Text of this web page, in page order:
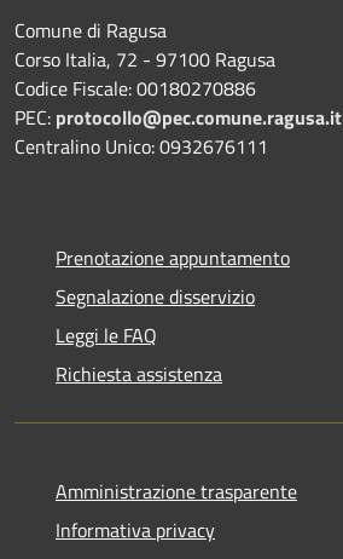
Comune di Ragusa
Corso Italia, 72 - 97100 Ragusa
Codice Fiscale: 00180270886
PEC: protocollo@pec.comune.ragusa.it
Centralino Unico: 0932676111
Prenotazione appuntamento
Segnalazione disservizio
Leggi le FAQ
Richiesta assistenza
Amministrazione trasparente
Informativa privacy